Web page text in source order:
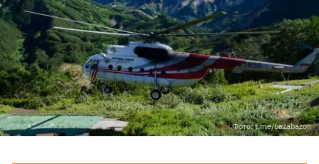
Фото: t.me/bazabazon